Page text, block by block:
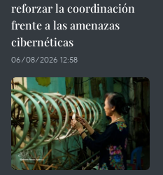
reforzar la coordinación
frente a las amenazas
cibernéticas
06/08/2026 12:58